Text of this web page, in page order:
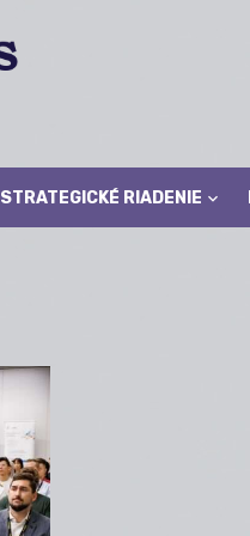
STRATEGICKÉ RIADENIE